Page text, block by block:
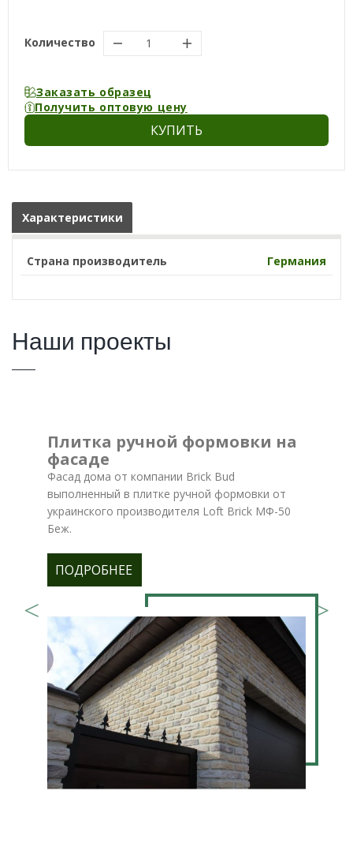
Количество
Заказать образец
Получить оптовую цену
КУПИТЬ
Характеристики
Страна производитель Германия
Наши проекты
Плитка ручной формовки на
фасаде
Фасад дома от компании Brick Bud
выполненный в плитке ручной формовки от
украинского производителя Loft Brick МФ-50
Беж.
ПОДРОБНЕЕ